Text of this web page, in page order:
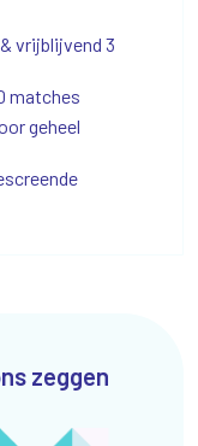
vrijblijvend 3
matches
geheel
zeggen